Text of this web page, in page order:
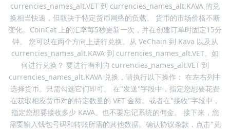
currencies_names_alt.VET 到 currencies_names_alt.KAVA 的兑
换相当快速，但取决于特定货币网络的负载。 货币的市场价格不断
变化。CoinCat 上的汇率每5秒更新一次，并在创建订单时固定15分
钟。 您可以在两个方向上进行兑换。从 VeChain 到 Kava 以及从
currencies_names_alt.KAVA 到 currencies_names_alt.VET。如
何进行兑换？ 要进行有利的 currencies_names_alt.VET 到
currencies_names_alt.KAVA 兑换，请执行以下操作： 在左右列中
选择货币。只需勾选它们即可。 在"发送"字段中，指定您想要花费
在获取相应货币对的特定数量的 VET 金额。或者在"接收"字段中，
指定您想要接收多少 KAVA。也不要忘记系统的佣金。 接下来，您
需要输入钱包号码和转账所需的其他数据。确认协议条款，点击"兑